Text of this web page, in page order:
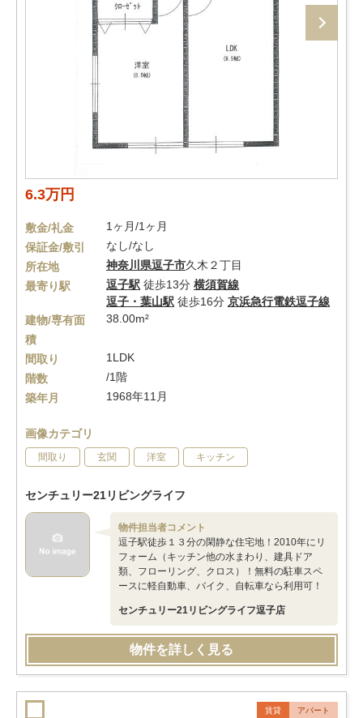
6.3万円
敷金/礼金
1ヶ月/1ヶ月
保証金/敷引
なし/なし
所在地
神奈川県逗子市久木２丁目
最寄り駅
逗子駅 徒歩13分 横須賀線
逗子・葉山駅 徒歩16分 京浜急行電鉄逗子線
建物/専有面
積
38.00m²
間取り
1LDK
階数
/1階
築年月
1968年11月
画像カテゴリ
間取り 玄関 洋室 キッチン
センチュリー21リビングライフ
物件担当者コメント
逗子駅徒歩１３分の閑静な住宅地！2010年にリ
フォーム（キッチン他の水まわり、建具ドア
類、フローリング、クロス）！無料の駐車スペ
ースに軽自動車、バイク、自転車なら利用可！
センチュリー21リビングライフ逗子店
物件を詳しく見る
賃貸 アパート